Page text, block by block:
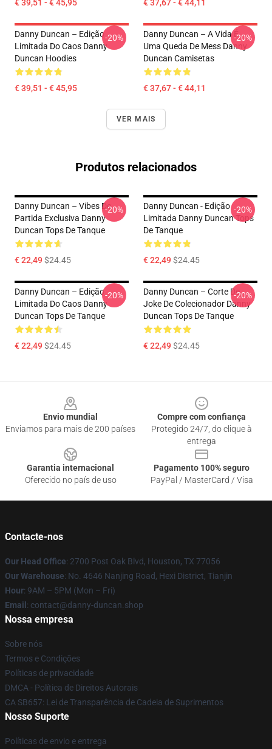
€ 39,51 - € 45,95 € 37,67 - € 44,11
Danny Duncan – Edição
Limitada Do Caos Danny
Duncan Hoodies
€ 39,51 - € 45,95
-20%
Danny Duncan – A Vida É
Uma Queda De Mess Danny
Duncan Camisetas
€ 37,67 - € 44,11
-20%
VER MAIS
Produtos relacionados
Danny Duncan – Vibes De
Partida Exclusiva Danny
Duncan Tops De Tanque
€ 22,49$24.45
-20%
Danny Duncan - Edição
Limitada Danny Duncan Tops
De Tanque
€ 22,49$24.45
-20%
Danny Duncan – Edição
Limitada Do Caos Danny
Duncan Tops De Tanque
€ 22,49$24.45
-20%
Danny Duncan – Corte De
Joke De Colecionador Danny
Duncan Tops De Tanque
€ 22,49$24.45
-20%
Envio mundial
Enviamos para mais de 200 países
Compre com confiança
Protegido 24/7, do clique à
entrega
Garantia internacional
Oferecido no país de uso
Pagamento 100% seguro
PayPal / MasterCard / Visa
Contacte-nos
Our Head Office: 2700 Post Oak Blvd, Houston, TX 77056
Our Warehouse: No. 4646 Nanjing Road, Hexi District, Tianjin
Hour: 9AM – 5PM (Mon – Fri)
Email : contact@danny-duncan.shop
Nossa empresa
Sobre nós
Termos e Condições
Políticas de privacidade
DMCA - Política de Direitos Autorais
CA SB657: Lei de Transparência de Cadeia de Suprimentos
Nosso Suporte
Políticas de envio e entrega